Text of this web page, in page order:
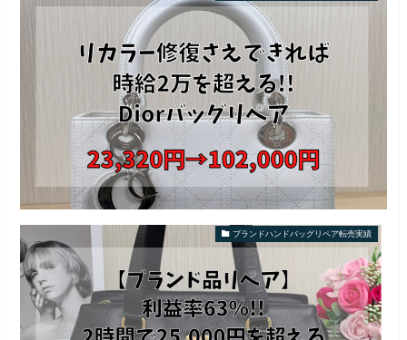
ブランドハンドバッグリペア転売実績